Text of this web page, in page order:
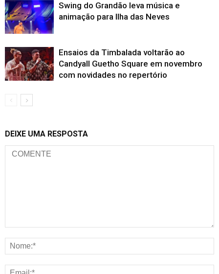
Swing do Grandão leva música e
animação para Ilha das Neves
Ensaios da Timbalada voltarão ao
Candyall Guetho Square em novembro
com novidades no repertório
DEIXE UMA RESPOSTA